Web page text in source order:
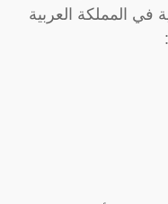
في المملكة العربية